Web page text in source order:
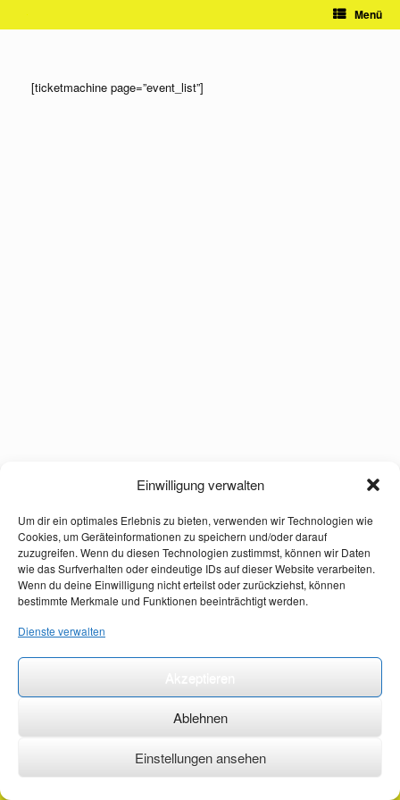
Einwilligung verwalten
Um dir ein optimales Erlebnis zu bieten, verwenden wir Technologien wie
Cookies, um Geräteinformationen zu speichern und/oder darauf
zuzugreifen. Wenn du diesen Technologien zustimmst, können wir Daten
wie das Surfverhalten oder eindeutige IDs auf dieser Website verarbeiten.
Wenn du deine Einwilligung nicht erteilst oder zurückziehst, können
bestimmte Merkmale und Funktionen beeinträchtigt werden.
Dienste verwalten
Ablehnen
Einstellungen ansehen
Menü
[ticketmachine page=”event_list”]
©2026 ·erstehilfekurs-mauch.de ·AGB ·Datenschutzerklärung ·Impressum ·